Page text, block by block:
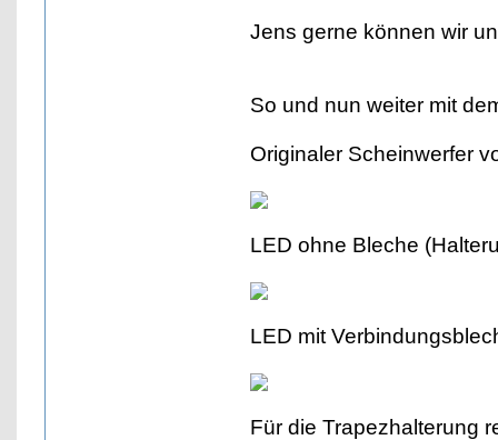
Jens gerne können wir
So und nun weiter mit
Originaler Scheinwerfer
LED ohne Bleche
LED mit
Für die Trapezhalterung